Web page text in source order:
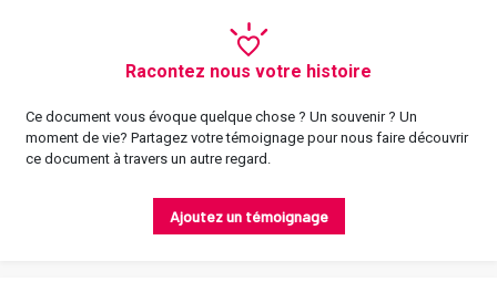
Racontez nous votre histoire
Ce document vous évoque quelque chose ? Un souvenir ? Un
moment de vie? Partagez votre témoignage pour nous faire découvrir
ce document à travers un autre regard.
Ajoutez un témoignage